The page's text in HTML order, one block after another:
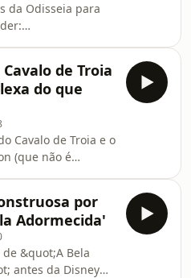
da Odisseia para
de Troia
do que
Cavalo de Troia e o
(que não é
p/tree/estranha-
por
Adormecida'
&quot;A Bela
antes da Disney